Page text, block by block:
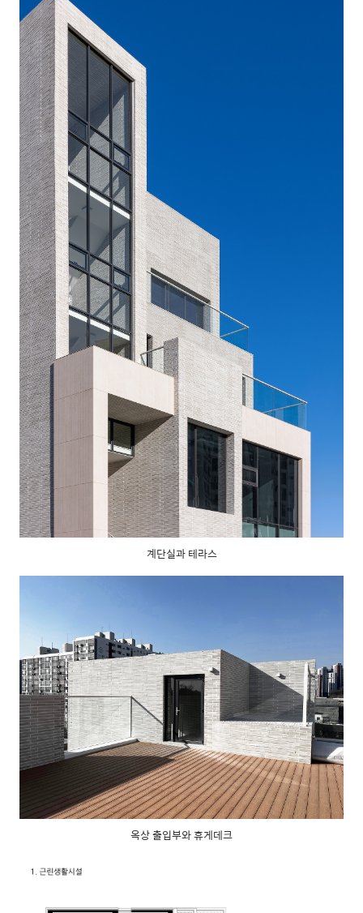
계단실과 테라스
옥상 출입부와 휴게데크